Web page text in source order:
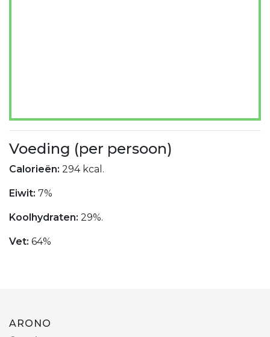
Voeding (per persoon)
Calorieën: 294 kcal.
Eiwit: 7%
Koolhydraten: 29%.
Vet: 64%
ARONO